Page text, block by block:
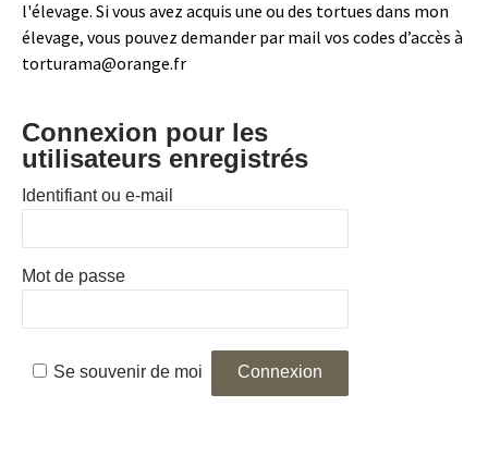
l'élevage. Si vous avez acquis une ou des tortues dans mon
élevage, vous pouvez demander par mail vos codes d’accès à
torturama@orange.fr
Connexion pour les
utilisateurs enregistrés
Identifiant ou e-mail
Mot de passe
Se souvenir de moi